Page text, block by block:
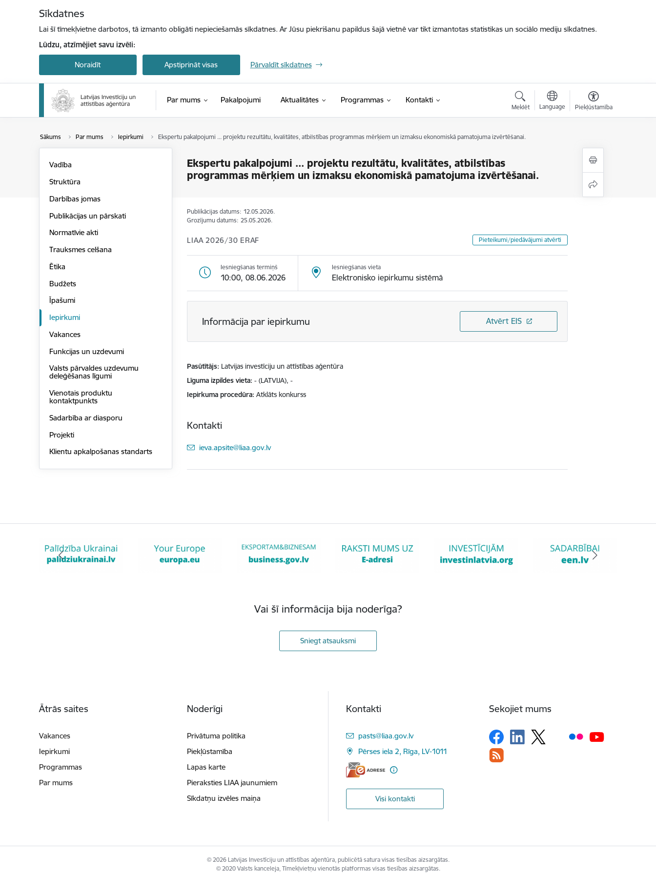
Sīkdatnes
Lai šī tīmekļvietne darbotos, tā izmanto obligāti nepieciešamās sīkdatnes. Ar Jūsu piekrišanu papildus šajā vietnē var tikt izmantotas statistikas un sociālo mediju sīkdatnes.
Lūdzu, atzīmējiet savu izvēli:
Noraidīt Apstiprināt visas Pārvaldīt sīkdatnes
Par mums Pakalpojumi Aktualitātes Programmas Kontakti
Meklēt Language Piekļūstamība
Sākums Par mums Iepirkumi Ekspertu pakalpojumi ... projektu rezultātu, kvalitātes, atbilstības programmas mērķiem un izmaksu ekonomiskā pamatojuma izvērtēšanai.
Ekspertu pakalpojumi ... projektu rezultātu, kvalitātes, atbilstības
programmas mērķiem un izmaksu ekonomiskā pamatojuma izvērtēšanai.
Vadība
Struktūra
Darbības jomas
Publikācijas un pārskati
Normatīvie akti
Trauksmes celšana
Ētika
Budžets
Īpašumi
Iepirkumi
Vakances
Funkcijas un uzdevumi
Valsts pārvaldes uzdevumu
deleģēšanas līgumi
Vienotais produktu
kontaktpunkts
Sadarbība ar diasporu
Projekti
Klientu apkalpošanas standarts
Publikācijas datums: 12.05.2026.
Grozījumu datums: 25.05.2026.
LIAA 2026/30 ERAF Pieteikumi/piedāvājumi atvērti
Iesniegšanas termiņš
10:00, 08.06.2026
Iesniegšanas vieta
Elektronisko iepirkumu sistēmā
Informācija par iepirkumu Atvērt EIS
Pasūtītājs Latvijas investīciju un attīstības aģentūra
Līguma izpildes vieta - (LATVIJA), -
Iepirkuma procedūra Atklāts konkurss
Kontakti
E-pasts:
ieva.apsite@liaa.gov.lv
Vai šī informācija bija noderīga?
Sniegt atsauksmi
Ātrās saites
Vakances
Iepirkumi
Programmas
Par mums
Noderīgi
Privātuma politika
Piekļūstamība
Lapas karte
Pieraksties LIAA jaunumiem
Sīkdatņu izvēles maiņa
Kontakti
E-pasts:
pasts@liaa.gov.lv
Pērses iela 2, Rīga, LV-1011
Visi kontakti
Sekojiet mums
© 2026 Latvijas Investīciju un attīstības aģentūra, publicētā satura visas tiesības aizsargātas.
© 2020 Valsts kanceleja, Tīmekļvietņu vienotās platformas visas tiesības aizsargātas.